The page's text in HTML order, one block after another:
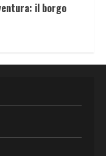
il borgo